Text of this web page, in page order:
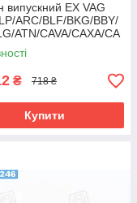
випускний EX VAG
ARC/BLF/BKG/BBY/
ATN/CAVA/CAXA/CA
(вир-во KS)
₴ 718 ₴
Купити